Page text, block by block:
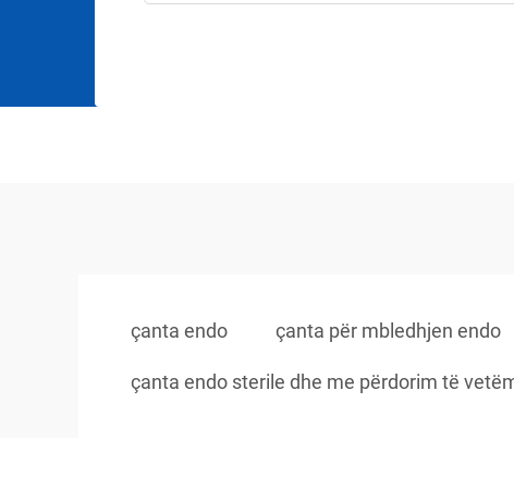
çanta endo çanta për mbledhjen endo
çanta endo sterile dhe me përdorim të